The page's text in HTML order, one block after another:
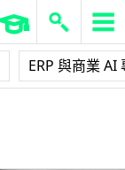
ERP 與商業 AI